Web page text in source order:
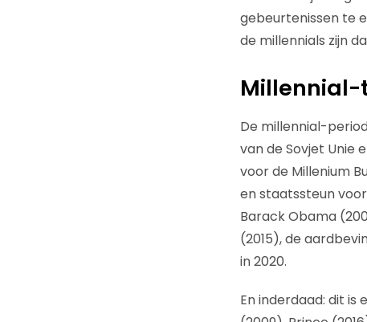
gebeurtenissen te
de millennials zijn
Millennial-
De millennial-
van de Sovjet Unie
voor de Millenium
en staatssteun
Barack Obama
(2015), de
in 2020.
En inderdaad: dit is